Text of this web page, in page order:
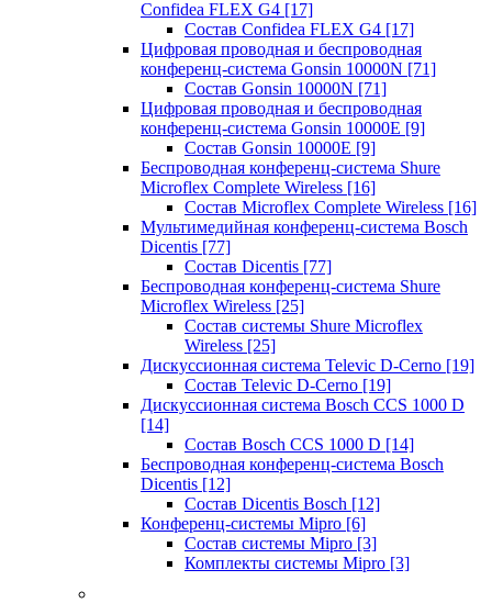
Confidea FLEX G4 [17]
Состав Confidea FLEX G4 [17]
Цифровая проводная и беспроводная
конференц-система Gonsin 10000N [71]
Состав Gonsin 10000N [71]
Цифровая проводная и беспроводная
конференц-система Gonsin 10000E [9]
Состав Gonsin 10000E [9]
Беспроводная конференц-система Shure
Microflex Complete Wireless [16]
Состав Microflex Complete Wireless [16]
Мультимедийная конференц-система Bosch
Dicentis [77]
Состав Dicentis [77]
Беспроводная конференц-система Shure
Microflex Wireless [25]
Состав системы Shure Microflex
Wireless [25]
Дискуссионная система Televic D-Cerno [19]
Состав Televic D-Cerno [19]
Дискуссионная система Bosch CCS 1000 D
[14]
Состав Bosch CCS 1000 D [14]
Беспроводная конференц-система Bosch
Dicentis [12]
Состав Dicentis Bosch [12]
Конференц-системы Mipro [6]
Состав системы Mipro [3]
Комплекты системы Mipro [3]